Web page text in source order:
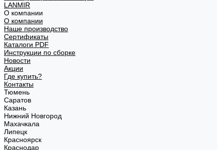
LANMIR
О компании
О компании
Наше производство
Сертификаты
Каталоги PDF
Инструкции по сборке
Новости
Акции
Где купить?
Контакты
Тюмень
Саратов
Казань
Нижний Новгород
Махачкала
Липецк
Красноярск
Краснодар